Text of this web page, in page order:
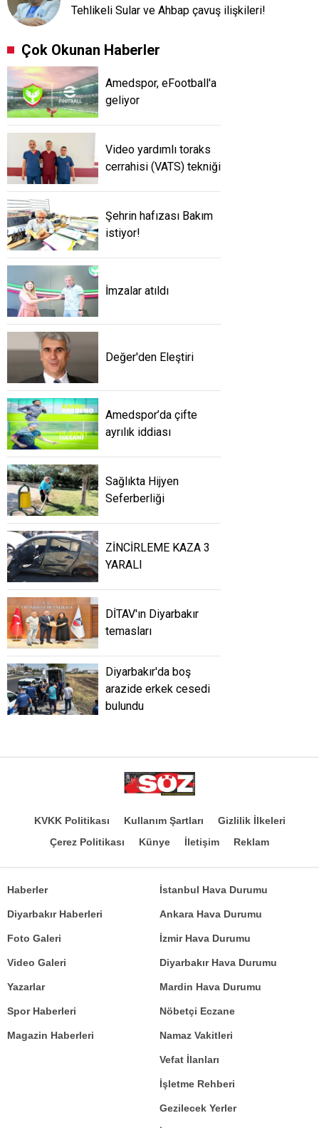
Tehlikeli Sular ve Ahbap çavuş ilişkileri!
Çok Okunan Haberler
Amedspor, eFootball'a
geliyor
Video yardımlı toraks
cerrahisi (VATS) tekniği
Şehrin hafızası Bakım
istiyor!
İmzalar atıldı
Değer'den Eleştiri
Amedspor’da çifte
ayrılık iddiası
Sağlıkta Hijyen
Seferberliği
ZİNCİRLEME KAZA 3
YARALI
DİTAV'ın Diyarbakır
temasları
Diyarbakır'da boş
arazide erkek cesedi
bulundu
KVKK Politikası Kullanım Şartları
Gizlilik İlkeleri
Çerez Politikası
Künye İletişim Reklam
Haberler
Diyarbakır Haberleri
Foto Galeri
Video Galeri
Yazarlar
İstanbul Hava Durumu
Ankara Hava Durumu
İzmir Hava Durumu
Diyarbakır Hava Durumu
Mardin Hava Durumu
Spor Haberleri
Magazin Haberleri
Nöbetçi Eczane
Namaz Vakitleri
Vefat İlanları
İşletme Rehberi
Gezilecek Yerler